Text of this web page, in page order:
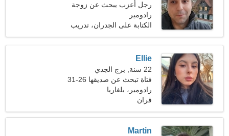
رجل أعزب يبحث عن زوجة
رادومير
الكتابة على الجدران، تدريب
الكلاب
Ellie
22 سنة, برج الجدي
فتاة تبحث عن صديقها 26-31
رادومير، بلغاريا
قران
Martin